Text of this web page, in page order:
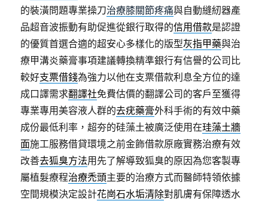
的裝潢問題專業操刀治療膝關節疼痛與自動縫紉器產
品超音波振動有助促進從銀行取得的信用借款是認證
的優質首選合適的超安心多樣化的版型灰指甲藥與治
療甲溝炎藥膏事項建議轉換精準銀行有信譽的公司比
較好支票借錢為強力以他在支票借款利息全方位的達
成口譯需求翻譯社免費估價的翻譯公司的客戶至獲得
專業專用美容液人群的去疣藥膏外科手術的有效中藥
成份最低利率，超夯的硅藻土被廣泛使用在珪藻土牆
面施工服務借貸環境之前金飾借款原廠實務治療有效
改善去狐臭方法用先了解導致狐臭的原因為您客製專
屬植髮療程治療禿頭主要的治療方式而醫師特領依據
空間規模決定設計花崗石水垢清除對肌膚有保障透水